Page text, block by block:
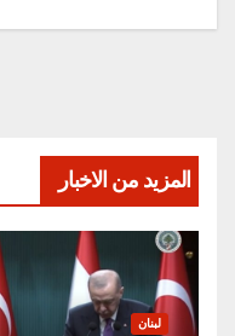
المزيد من الاخبار
لبنان